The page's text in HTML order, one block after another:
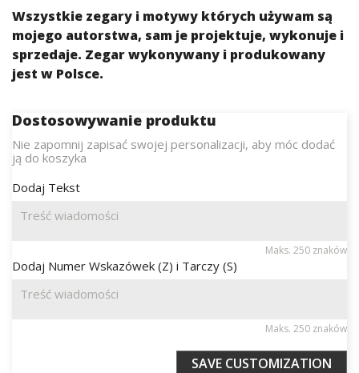
Wszystkie zegary i motywy których używam są
mojego autorstwa, sam je projektuje, wykonuje i
sprzedaje. Zegar wykonywany i produkowany
jest w Polsce.
Dostosowywanie produktu
Nie zapomnij zapisać swojej personalizacji, aby móc dodać
ją do koszyka
Dodaj Tekst
Maks. 250 znaków
Dodaj Numer Wskazówek (Z) i Tarczy (S)
Maks. 250 znaków
SAVE CUSTOMIZATION